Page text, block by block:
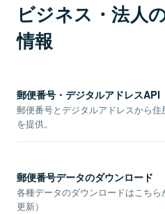
ビジネス・法人
情報
郵便番号・デジタルアドレスAPI
郵便番号とデジタルアドレスから
を提供。
郵便番号データのダウンロード
各種データのダウンロードはこちら
更新）